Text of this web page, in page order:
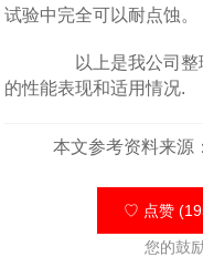
试验中完全可以耐点蚀。
以上是我公司整
的性能表现和适用情况.
本文参考资料来源
♡ 点赞
您的鼓